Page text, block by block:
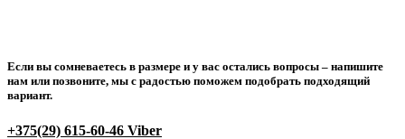
Если вы сомневаетесь в размере и у вас остались вопросы – напишите
нам или позвоните, мы с радостью поможем подобрать подходящий
вариант.
+375(29) 615-60-46 Viber